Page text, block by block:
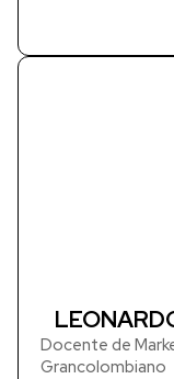
Docente de
Grancolombiano